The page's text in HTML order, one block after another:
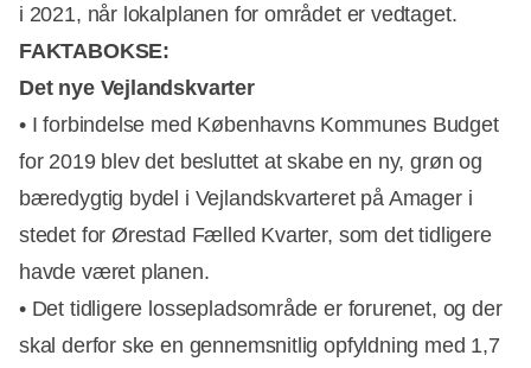
i 2021, når lokalplanen for området er vedtaget.
FAKTABOKSE:
Det nye Vejlandskvarter
• I forbindelse med Københavns Kommunes Budget
for 2019 blev det besluttet at skabe en ny, grøn og
bæredygtig bydel i Vejlandskvarteret på Amager i
stedet for Ørestad Fælled Kvarter, som det tidligere
havde været planen.
• Det tidligere lossepladsområde er forurenet, og der
skal derfor ske en gennemsnitlig opfyldning med 1,7